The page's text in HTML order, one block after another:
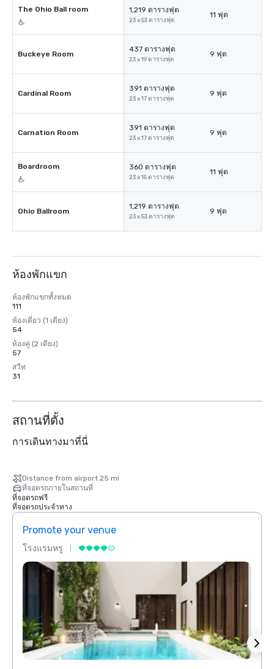
The Ohio Ball room 1,219 ตารางฟุต
23 x 53 ตารางฟุต
11 ฟุต
Buckeye Room
437 ตารางฟุต
23 x 19 ตารางฟุต
9 ฟุต
Cardinal Room
391 ตารางฟุต
23 x 17 ตารางฟุต
9 ฟุต
Carnation Room
391 ตารางฟุต
23 x 17 ตารางฟุต
9 ฟุต
Boardroom 360 ตารางฟุต
23 x 15 ตารางฟุต
11 ฟุต
Ohio Ballroom
1,219 ตารางฟุต
23 x 53 ตารางฟุต
9 ฟุต
ห้องพักแขก
ห้องพักแขกทั้งหมด
111
ห้องเดี่ยว (1 เตียง)
54
ห้องคู่ (2 เตียง)
57
สวีท
31
สถานที่ตั้ง
การเดินทางมาที่นี่
Distance from airport 25 mi
ที่จอดรถภายในสถานที่
ที่จอดรถฟรี
ที่จอดรถประจำทาง
Promote your venue
โรงแรมหรู